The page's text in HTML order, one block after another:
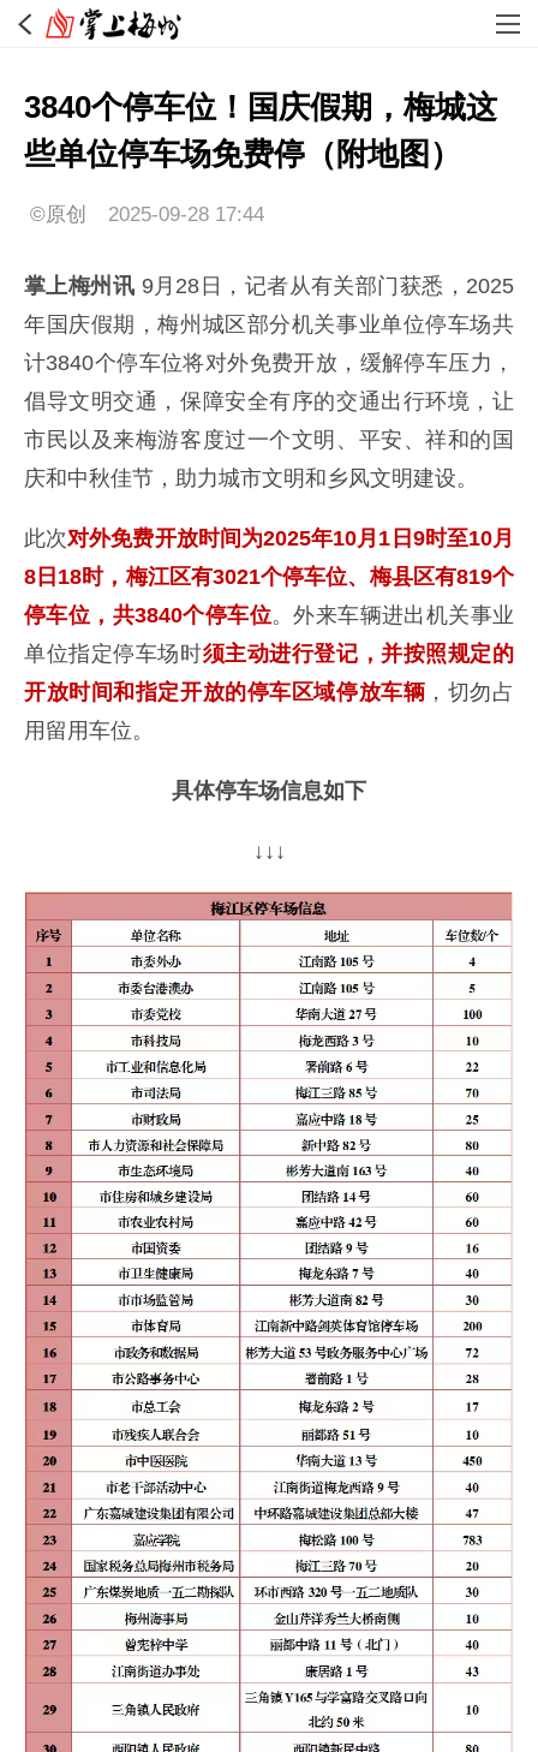
3840个停车位！国庆假期，梅城这
些单位停车场免费停（附地图）
©原创 2025-09-28 17:44
掌上梅州讯 9月28日，记者从有关部门获悉，2025
年国庆假期，梅州城区部分机关事业单位停车场共
计3840个停车位将对外免费开放，缓解停车压力，
倡导文明交通，保障安全有序的交通出行环境，让
市民以及来梅游客度过一个文明、平安、祥和的国
庆和中秋佳节，助力城市文明和乡风文明建设。
此次对外免费开放时间为2025年10月1日9时至10月
8日18时，梅江区有3021个停车位、梅县区有819个
停车位，共3840个停车位。外来车辆进出机关事业
单位指定停车场时须主动进行登记，并按照规定的
开放时间和指定开放的停车区域停放车辆 ，切勿占
用留用车位。
具体停车场信息如下
↓↓↓